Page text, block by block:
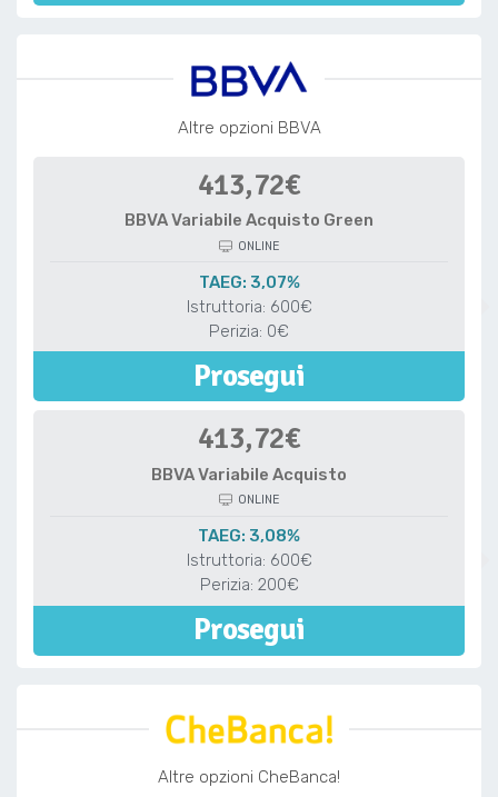
Altre opzioni BBVA
413,72€
BBVA Variabile Acquisto Green
ONLINE
TAEG: 3,07%
Istruttoria: 600€
Perizia: 0€
Prosegui
413,72€
BBVA Variabile Acquisto
ONLINE
TAEG: 3,08%
Istruttoria: 600€
Perizia: 200€
Prosegui
Altre opzioni CheBanca!